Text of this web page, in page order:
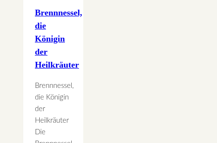
Brennnessel,
die
Königin
der
Heilkräuter
Brennnessel,
die Königin
der
Heilkräuter
Die